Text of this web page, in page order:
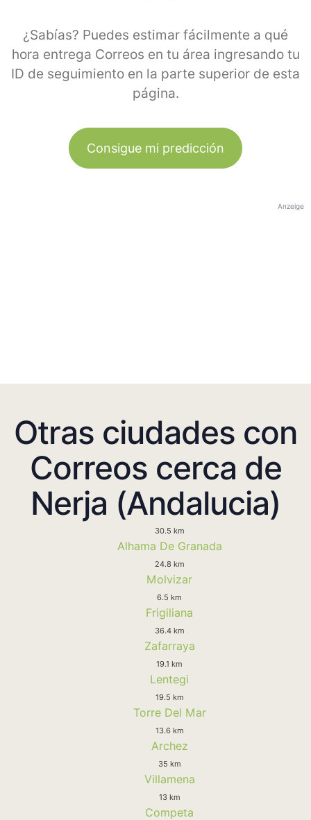
¿Sabías? Puedes estimar fácilmente a qué
hora entrega Correos en tu área ingresando tu
ID de seguimiento en la parte superior de esta
página.
Consigue mi predicción
Anzeige
Otras ciudades con
Correos cerca de
Nerja (Andalucia)
30.5 km
Alhama De Granada
24.8 km
Molvizar
6.5 km
Frigiliana
36.4 km
Zafarraya
19.1 km
Lentegi
19.5 km
Torre Del Mar
13.6 km
Archez
35 km
Villamena
13 km
Competa